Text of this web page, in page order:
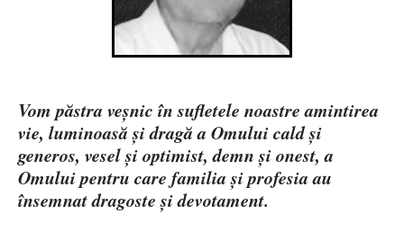
Vom păstra veșnic în sufletele noastre amintirea
vie, luminoasă și dragă a Omului cald și
generos, vesel și optimist, demn și onest, a
Omului pentru care familia și profesia au
însemnat dragoste și devotament.